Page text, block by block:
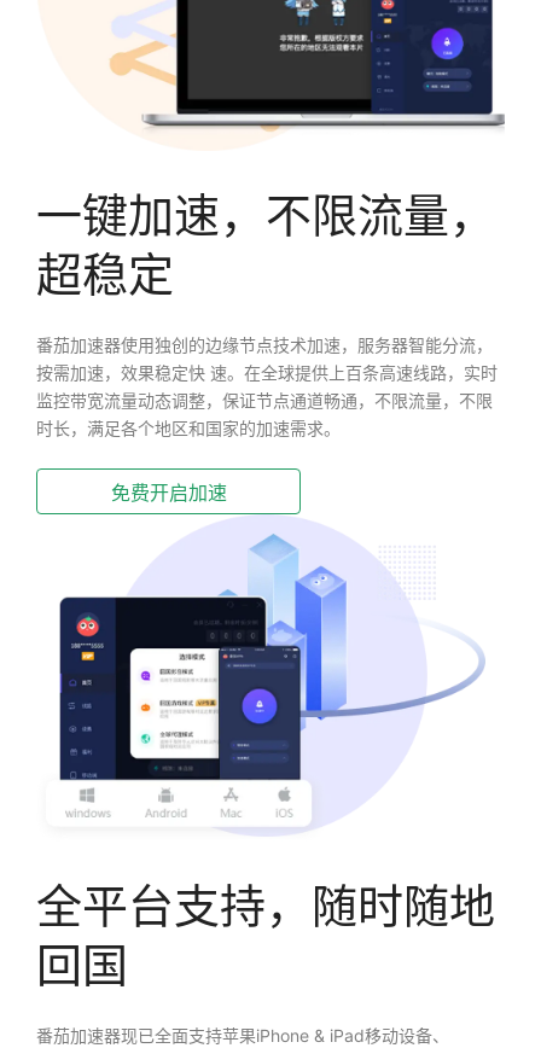
一键加速，不限流量，
超稳定
番茄加速器使用独创的边缘节点技术加速，服务器智能分流，
按需加速，效果稳定快 速。在全球提供上百条高速线路，实时
监控带宽流量动态调整，保证节点通道畅通，不限流量，不限
时长，满足各个地区和国家的加速需求。
免费开启加速
全平台支持，随时随地
回国
番茄加速器现已全面支持苹果iPhone & iPad移动设备、